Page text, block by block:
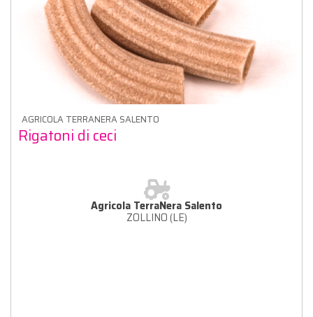
AGRICOLA TERRANERA SALENTO
Rigatoni di ceci
Agricola TerraNera Salento
ZOLLINO (LE)